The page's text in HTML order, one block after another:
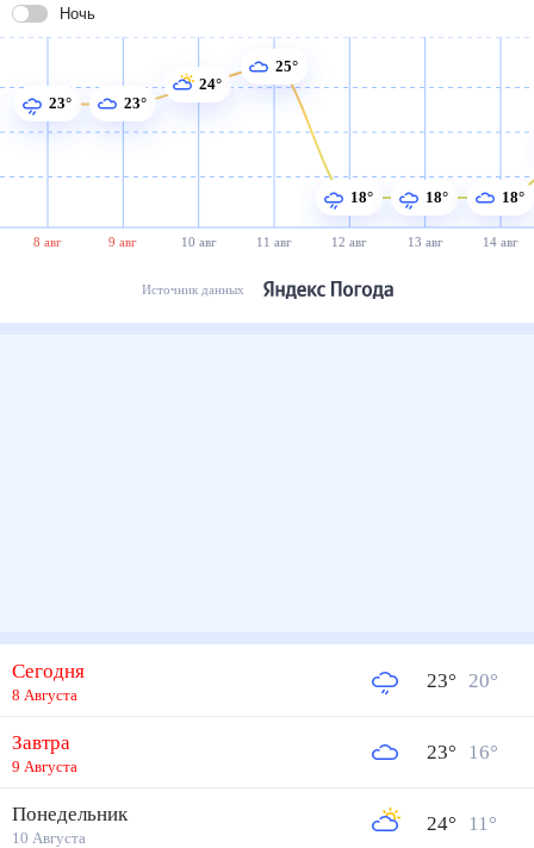
Ночь
8 авг 9 авг 10 авг 11 авг 12 авг 13 авг 14 авг
23° 23°
24°
25°
18° 18° 18°
Источник данных
Сегодня
8 Августа
23° 20°
Завтра
9 Августа
23° 16°
Понедельник
10 Августа
24° 11°